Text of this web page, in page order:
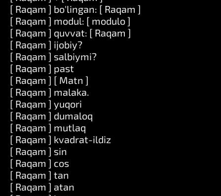
[ Raqam ] bo'lingan: [ Raqam ]
[ Raqam ] modul: [ modulo ]
[ Raqam ] quvvat: [ Raqam ]
[ Raqam ] ijobiy?
[ Raqam ] salbiymi?
[ Raqam ] past
[ Raqam ] [ Matn ]
[ Raqam ] malaka.
[ Raqam ] yuqori
[ Raqam ] dumaloq
[ Raqam ] mutlaq
[ Raqam ] kvadrat-ildiz
[ Raqam ] sin
[ Raqam ] cos
[ Raqam ] tan
[ Raqam ] atan